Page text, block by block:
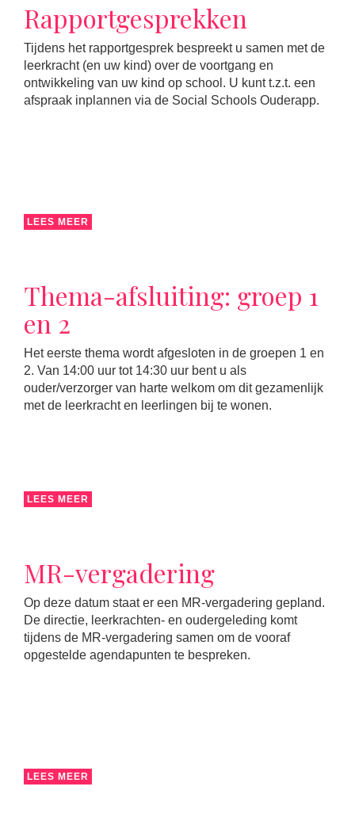
Rapportgesprekken
Tijdens het rapportgesprek bespreekt u samen met de
leerkracht (en uw kind) over de voortgang en
ontwikkeling van uw kind op school. U kunt t.z.t. een
afspraak inplannen via de Social Schools Ouderapp.
LEES MEER
Thema-afsluiting: groep 1
en 2
Het eerste thema wordt afgesloten in de groepen 1 en
2. Van 14:00 uur tot 14:30 uur bent u als
ouder/verzorger van harte welkom om dit gezamenlijk
met de leerkracht en leerlingen bij te wonen.
LEES MEER
MR-vergadering
Op deze datum staat er een MR-vergadering gepland.
De directie, leerkrachten- en oudergeleding komt
tijdens de MR-vergadering samen om de vooraf
opgestelde agendapunten te bespreken.
LEES MEER